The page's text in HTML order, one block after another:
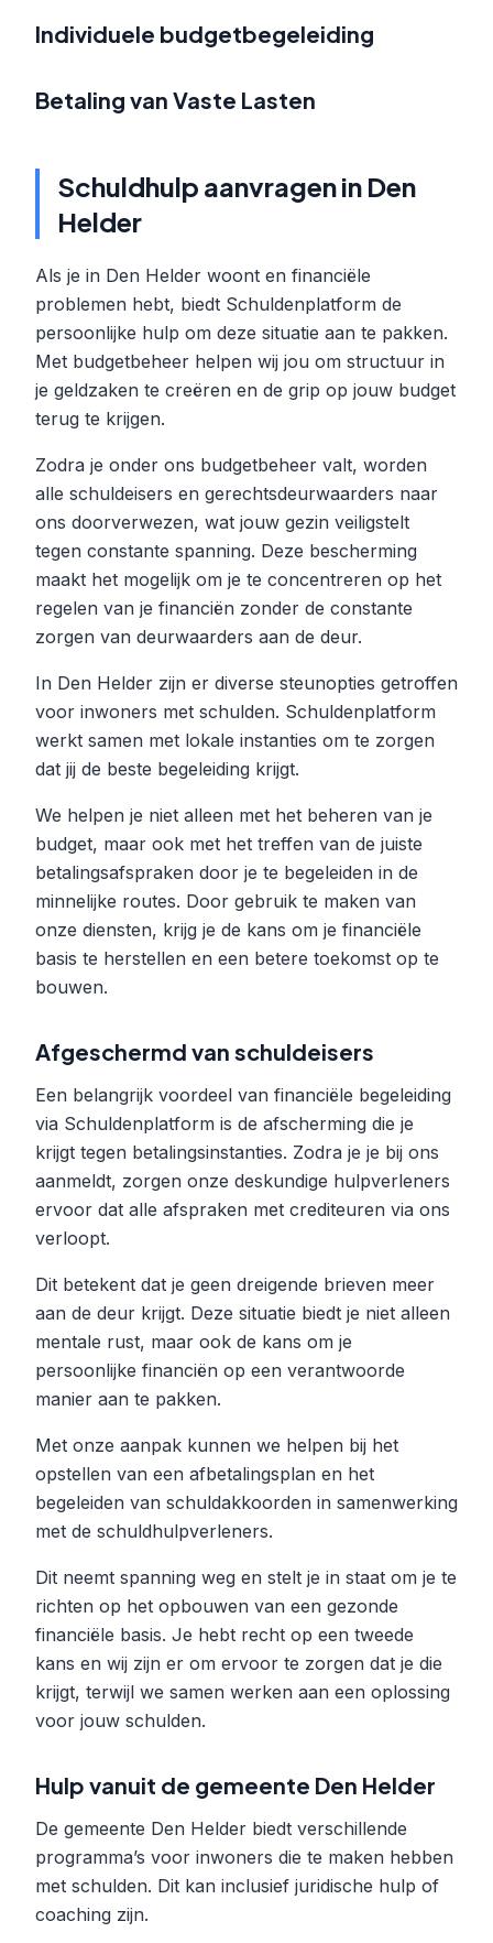
Individuele budgetbegeleiding
Betaling van Vaste Lasten
Schuldhulp aanvragen in Den
Helder
Als je in Den Helder woont en financiële
problemen hebt, biedt Schuldenplatform de
persoonlijke hulp om deze situatie aan te pakken.
Met budgetbeheer helpen wij jou om structuur in
je geldzaken te creëren en de grip op jouw budget
terug te krijgen.
Zodra je onder ons budgetbeheer valt, worden
alle schuldeisers en gerechtsdeurwaarders naar
ons doorverwezen, wat jouw gezin veiligstelt
tegen constante spanning. Deze bescherming
maakt het mogelijk om je te concentreren op het
regelen van je financiën zonder de constante
zorgen van deurwaarders aan de deur.
In Den Helder zijn er diverse steunopties getroffen
voor inwoners met schulden. Schuldenplatform
werkt samen met lokale instanties om te zorgen
dat jij de beste begeleiding krijgt.
We helpen je niet alleen met het beheren van je
budget, maar ook met het treffen van de juiste
betalingsafspraken door je te begeleiden in de
minnelijke routes. Door gebruik te maken van
onze diensten, krijg je de kans om je financiële
basis te herstellen en een betere toekomst op te
bouwen.
Afgeschermd van schuldeisers
Een belangrijk voordeel van financiële begeleiding
via Schuldenplatform is de afscherming die je
krijgt tegen betalingsinstanties. Zodra je je bij ons
aanmeldt, zorgen onze deskundige hulpverleners
ervoor dat alle afspraken met crediteuren via ons
verloopt.
Dit betekent dat je geen dreigende brieven meer
aan de deur krijgt. Deze situatie biedt je niet alleen
mentale rust, maar ook de kans om je
persoonlijke financiën op een verantwoorde
manier aan te pakken.
Met onze aanpak kunnen we helpen bij het
opstellen van een afbetalingsplan en het
begeleiden van schuldakkoorden in samenwerking
met de schuldhulpverleners.
Dit neemt spanning weg en stelt je in staat om je te
richten op het opbouwen van een gezonde
financiële basis. Je hebt recht op een tweede
kans en wij zijn er om ervoor te zorgen dat je die
krijgt, terwijl we samen werken aan een oplossing
voor jouw schulden.
Hulp vanuit de gemeente Den Helder
De gemeente Den Helder biedt verschillende
programma’s voor inwoners die te maken hebben
met schulden. Dit kan inclusief juridische hulp of
coaching zijn.